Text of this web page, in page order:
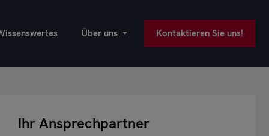
Über uns Kontaktieren Sie uns!
Ihr Ansprechpartner